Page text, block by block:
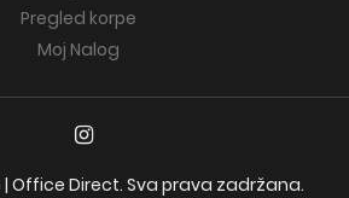
Pregled korpe
Moj Nalog
Office Direct. Sva prava zadržana.